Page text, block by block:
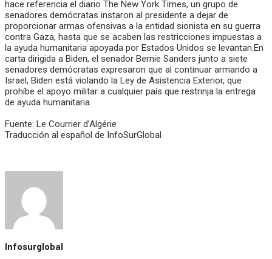
hace referencia el diario The New York Times, un grupo de
senadores demócratas instaron al presidente a dejar de
proporcionar armas ofensivas a la entidad sionista en su guerra
contra Gaza, hasta que se acaben las restricciones impuestas a
la ayuda humanitaria apoyada por Estados Unidos se levantan.En
carta dirigida a Biden, el senador Bernie Sanders junto a siete
senadores demócratas expresaron que al continuar armando a
Israel, Biden está violando la Ley de Asistencia Exterior, que
prohíbe el apoyo militar a cualquier país que restrinja la entrega
de ayuda humanitaria.
Fuente: Le Courrier d’Algérie
Traducción al español de InfoSurGlobal
Infosurglobal